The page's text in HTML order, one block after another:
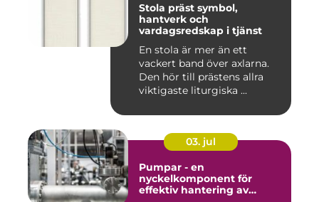
Stola präst symbol,
hantverk och
vardagsredskap i tjänst
En stola är mer än ett
vackert band över axlarna.
Den hör till prästens allra
viktigaste liturgiska ...
03. jul
Pumpar - en
nyckelkomponent för
effektiv hantering av